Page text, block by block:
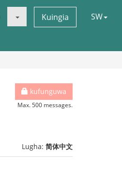
Kuingia SW
kufunguwa
Max. 500 messages.
Lugha: 简体中文